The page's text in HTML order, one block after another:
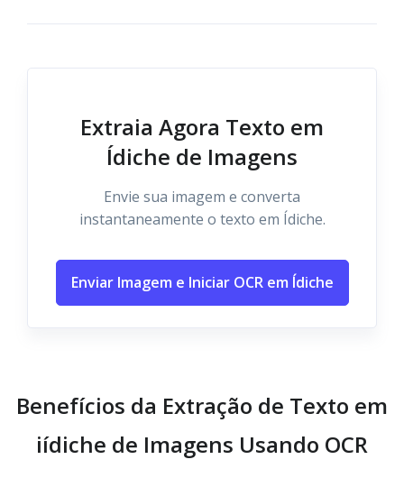
Extraia Agora Texto em
Ídiche de Imagens
Envie sua imagem e converta
instantaneamente o texto em Ídiche.
Enviar Imagem e Iniciar OCR em Ídiche
Benefícios da Extração de Texto em
iídiche de Imagens Usando OCR